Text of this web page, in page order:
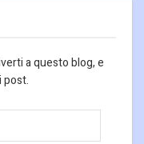
a questo blog, e
post.